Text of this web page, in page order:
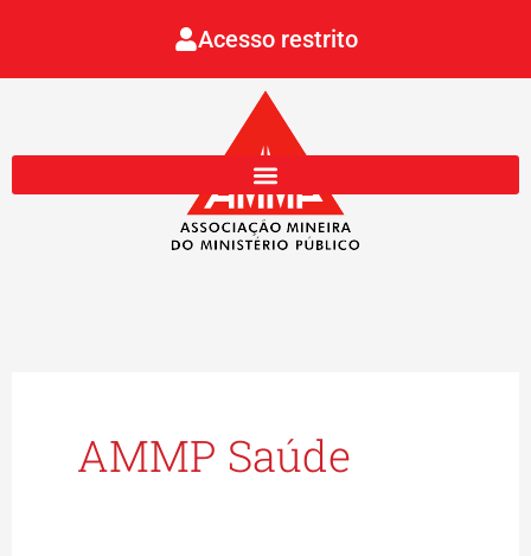
Acesso restrito
AMMP Saúde